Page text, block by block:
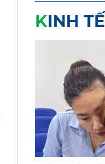
KINH TẾ